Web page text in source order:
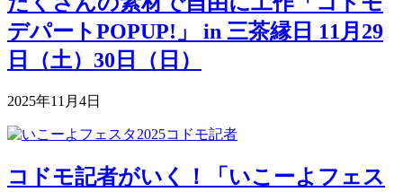
デパートPOPUP!」 in 三茶縁日 11月29
日（土）30日（日）
2025年11月4日
コドモ記者がいく！「いこーよフェス